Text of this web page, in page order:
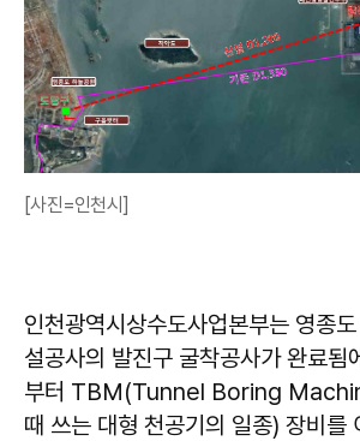
[사진=인천시]
인천광역시상수도사업본부는 영종
설공사의 발진구 굴착공사가 완료됨
부터 TBM(Tunnel Boring
때 쓰는 대형 천공기의 일종) 장비를